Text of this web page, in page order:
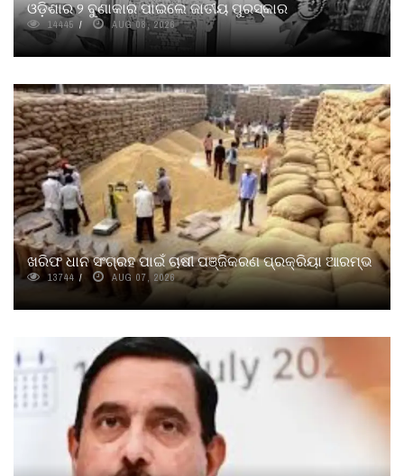
ଓଡ଼ିଶାର ୨ ବୁଣାକାର ପାଇଲେ ଜାତୀୟ ପୁରସ୍କାର
14445 AUG 08, 2026
ଖରିଫ ଧାନ ସଂଗ୍ରହ ପାଇଁ ଚାଷୀ ପଞ୍ଜିକରଣ ପ୍ରକ୍ରିୟା ଆରମ୍ଭ
13744 AUG 07, 2026